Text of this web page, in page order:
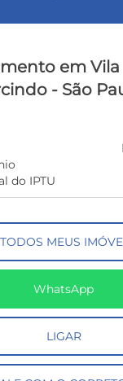
em Vila
- São
do IPTU
MEUS
WhatsApp
LIGAR